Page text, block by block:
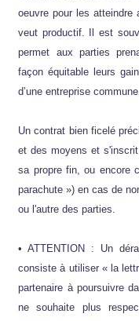
oeuvre pour les atteindre
veut productif. Il est
permet aux parties
façon équitable leurs
d’une entreprise commune.
Un contrat bien ficelé
et des moyens et
sa propre fin, ou encore
parachute ») en cas de
ou l'autre des parties.
• ATTENTION : Un
consiste à utiliser « la
partenaire à poursuivre
ne souhaite plus